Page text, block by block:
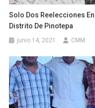
Solo Dos Reelecciones
Distrito De Pinotepa
junio 14, 2021 CMM